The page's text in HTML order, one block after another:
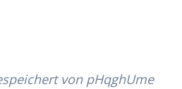
von pHqghUme